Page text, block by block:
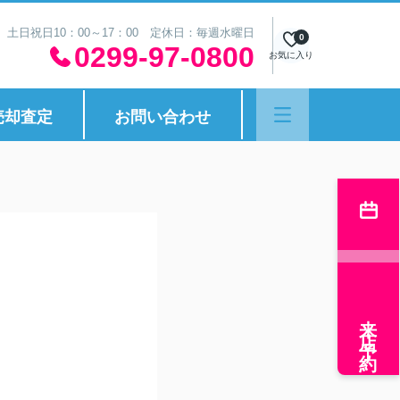
日祝日10：00～17：00 定休日：毎週水曜日
0299-97-0800 お気に入り
0
却査定 お問い合わせ
来店予約